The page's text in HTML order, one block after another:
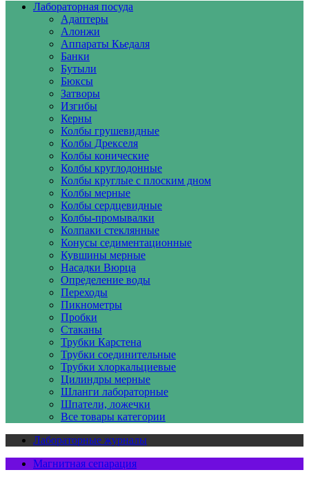
Лабораторная посуда
Адаптеры
Алонжи
Аппараты Кьедаля
Банки
Бутыли
Бюксы
Затворы
Изгибы
Керны
Колбы грушевидные
Колбы Дрекселя
Колбы конические
Колбы круглодонные
Колбы круглые с плоским дном
Колбы мерные
Колбы сердцевидные
Колбы-промывалки
Колпаки стеклянные
Конусы седиментационные
Кувшины мерные
Насадки Вюрца
Определение воды
Переходы
Пикнометры
Пробки
Стаканы
Трубки Карстена
Трубки соединительные
Трубки хлоркальциевые
Цилиндры мерные
Шланги лабораторные
Шпатели, ложечки
Все товары категории
Лабораторные журналы
Магнитная сепарация